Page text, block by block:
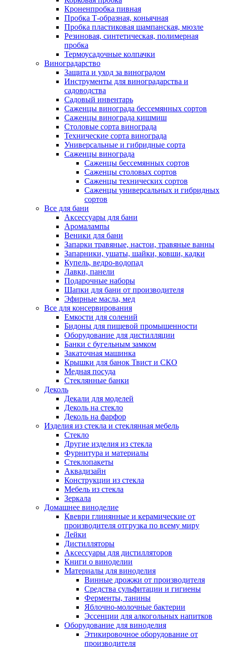
Кроненпробка пивная
Пробка Т-образная, коньячная
Пробка пластиковая шампанская, мюзле
Резиновая, синтетическая, полимерная
пробка
Термоусадочные колпачки
Виноградарство
Защита и уход за виноградом
Инструменты для виноградарства и
садоводства
Садовый инвентарь
Саженцы винограда бессемянных сортов
Саженцы винограда кишмиш
Столовые сорта винограда
Технические сорта винограда
Универсальные и гибридные сорта
Саженцы винограда
Саженцы бессемянных сортов
Саженцы столовых сортов
Саженцы технических сортов
Саженцы универсальных и гибридных
сортов
Все для бани
Аксессуары для бани
Аромалампы
Веники для бани
Запарки травяные, настои, травяные ванны
Запарники, ушаты, шайки, ковши, кадки
Купель, ведро-водопад
Лавки, панели
Подарочные наборы
Шапки для бани от производителя
Эфирные масла, мед
Все для консервирования
Емкости для солений
Бидоны для пищевой промышенности
Оборудование для дистилляции
Банки с бугельным замком
Закаточная машинка
Крышки для банок Твист и СКО
Медная посуда
Стеклянные банки
Деколь
Декали для моделей
Деколь на стекло
Деколь на фарфор
Изделия из стекла и стеклянная мебель
Стекло
Другие изделия из стекла
Фурнитура и материалы
Стеклопакеты
Аквадизайн
Конструкции из стекла
Мебель из стекла
Зеркала
Домашнее виноделие
Квеври глинянные и керамические от
производителя отгрузка по всему миру
Лейки
Дистилляторы
Аксессуары для дистилляторов
Книги о виноделии
Материалы для виноделия
Винные дрожжи от производителя
Средства сульфитации и гигиены
Ферменты, танины
Яблочно-молочные бактерии
Эссенции для алкогольных напитков
Оборудование для виноделия
Этикировочное оборудование от
производителя